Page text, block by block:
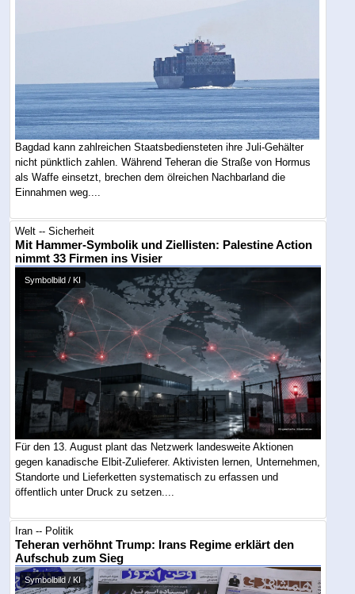
Bagdad kann zahlreichen Staatsbediensteten ihre Juli-Gehälter
nicht pünktlich zahlen. Während Teheran die Straße von Hormus
als Waffe einsetzt, brechen dem ölreichen Nachbarland die
Einnahmen weg....
Welt -- Sicherheit
Mit Hammer-Symbolik und Ziellisten: Palestine Action
nimmt 33 Firmen ins Visier
Symbolbild / KI
Für den 13. August plant das Netzwerk landesweite Aktionen
gegen kanadische Elbit-Zulieferer. Aktivisten lernen, Unternehmen,
Standorte und Lieferketten systematisch zu erfassen und
öffentlich unter Druck zu setzen....
Iran -- Politik
Teheran verhöhnt Trump: Irans Regime erklärt den
Aufschub zum Sieg
Symbolbild / KI